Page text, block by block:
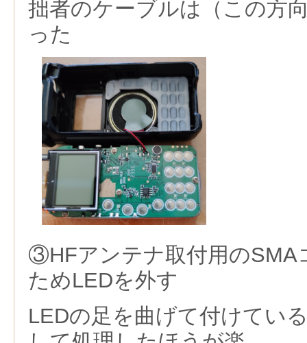
拙者のケーブルは（この方
った
③HFアンテナ取付用のSMA
ためLEDを外す
LEDの足を曲げて付けてい